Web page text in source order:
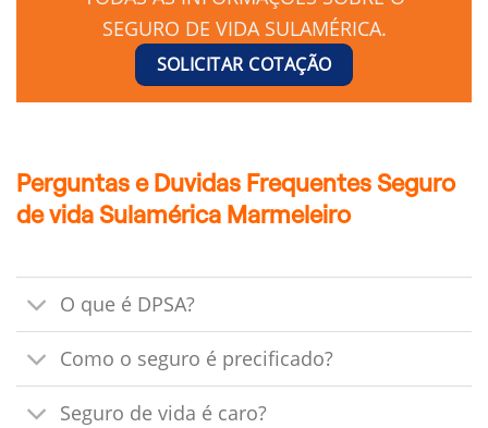
SEGURO DE VIDA SULAMÉRICA.
SOLICITAR COTAÇÃO
Perguntas e Duvidas Frequentes Seguro
de vida Sulamérica Marmeleiro
O que é DPSA?
Como o seguro é precificado?
Seguro de vida é caro?